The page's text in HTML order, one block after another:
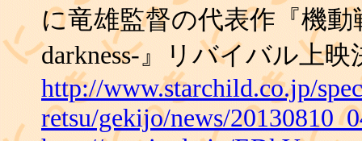
に竜雄監督の代表作『機
darkness-』リバイバル
http://www.starchild.co.jp/
retsu/gekijo/news/